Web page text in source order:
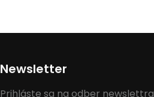
Newsletter
Prihláste sa na odber newslettra